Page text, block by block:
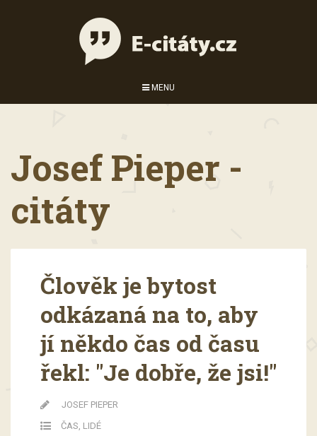
MENU
Josef Pieper -
citáty
Člověk je bytost
odkázaná na to, aby
jí někdo čas od času
řekl: "Je dobře, že jsi!"
JOSEF PIEPER
ČAS, LIDÉ